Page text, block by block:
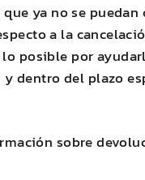
ya no se puedan
a la
posible por
dentro del plazo
sobre